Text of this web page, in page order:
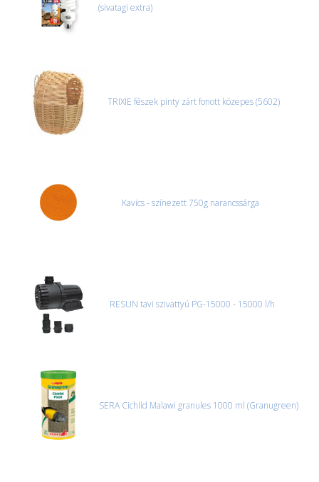
(sivatagi extra)
TRIXIE fészek pinty zárt fonott közepes (5602)
Kavics - színezett 750g narancssárga
RESUN tavi szivattyú PG-15000 - 15000 l/h
SERA Cichlid Malawi granules 1000 ml (Granugreen)